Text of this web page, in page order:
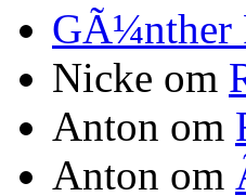
GÃ¼nther
Nicke om
Anton om
Anton om